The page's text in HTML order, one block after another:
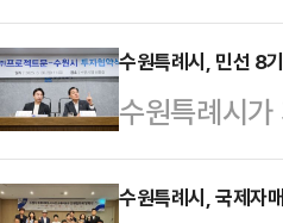
과 기업, 소상
했다.1일 시
선 이재준 시
료로 사용할
청, 산업청,
수원특례시, 민선 8
수원특례시
프로젝트문
열린 협약식
수원특례시, 국제자